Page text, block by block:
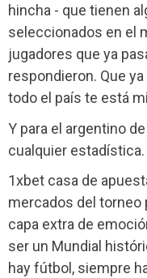
hincha - que tienen
seleccionados en el
jugadores que ya
respondieron. Que
todo el país te está
Y para el argentino
cualquier estadística.
1xbet casa de
mercados del torneo
capa extra de
ser un Mundial
hay fútbol, siempre